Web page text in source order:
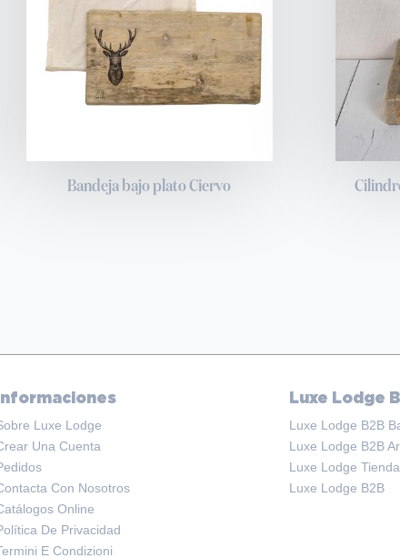
Bandeja bajo plato Ciervo
Informaciones
Luxe Lodge
Una Cuenta
Con Nosotros
Online
De Privacidad
E Condizioni
Luxe Lodge
Luxe Lodge B2B
Luxe Lodge B2B
Luxe Lodge
Luxe Lodge B2B